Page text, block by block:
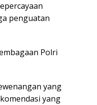
penguatan
Polri
yang
yang